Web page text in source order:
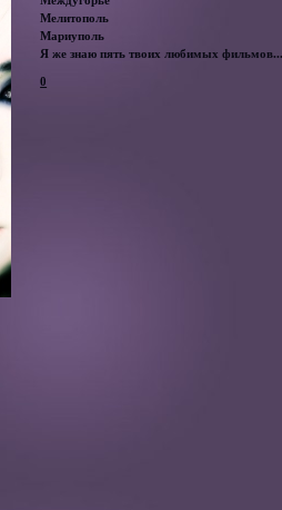
Мелитополь
Мариуполь
Я же знаю пять твоих любимых
0